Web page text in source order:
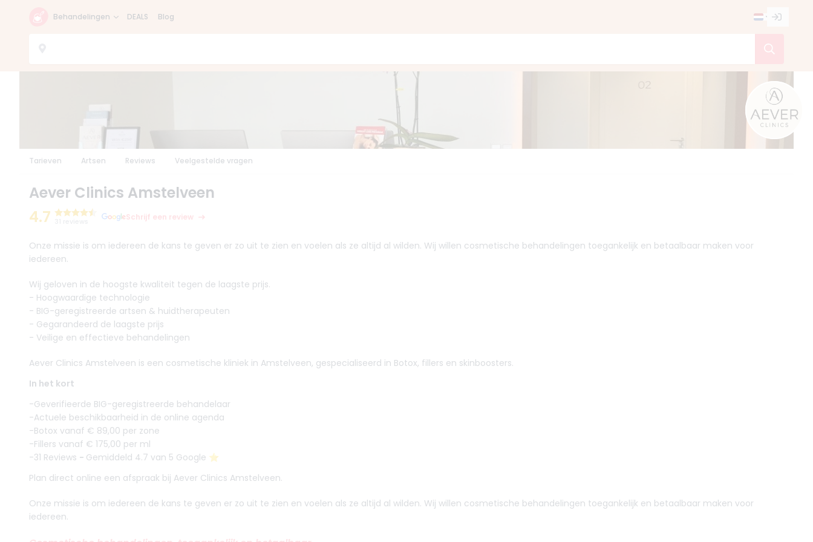
Behandelingen DEALS Blog
Tarieven Artsen Reviews Veelgestelde vragen
Aever Clinics Amstelveen
4.7
Schrijf een review
Onze missie is om iedereen de kans te geven er zo uit te zien en voelen als ze altijd al wilden. Wij willen cosmetische behandelingen toegankelijk en betaalbaar maken voor
iedereen.
Wij geloven in de hoogste kwaliteit tegen de laagste prijs.
- Hoogwaardige technologie
- BIG-geregistreerde artsen & huidtherapeuten
- Gegarandeerd de laagste prijs
- Veilige en effectieve behandelingen
Aever Clinics Amstelveen is een cosmetische kliniek in Amstelveen, gespecialiseerd in Botox, fillers en skinboosters.
In het kort
-Geverifieerde BIG-geregistreerde behandelaar
-Actuele beschikbaarheid in de online agenda
-Botox vanaf € 89,00 per zone
-Fillers vanaf € 175,00 per ml
-31 Reviews - Gemiddeld 4.7 van 5 Google ⭐️
Plan direct online een afspraak bij Aever Clinics Amstelveen.
Onze missie is om iedereen de kans te geven er zo uit te zien en voelen als ze altijd al wilden. Wij willen cosmetische behandelingen toegankelijk en betaalbaar maken voor
iedereen.